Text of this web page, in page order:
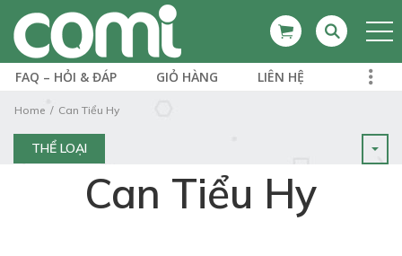
FAQ – HỎI & ĐÁP GIỎ HÀNG LIÊN HỆ
Home Can Tiểu Hy
THỂ LOẠI
Can Tiểu Hy